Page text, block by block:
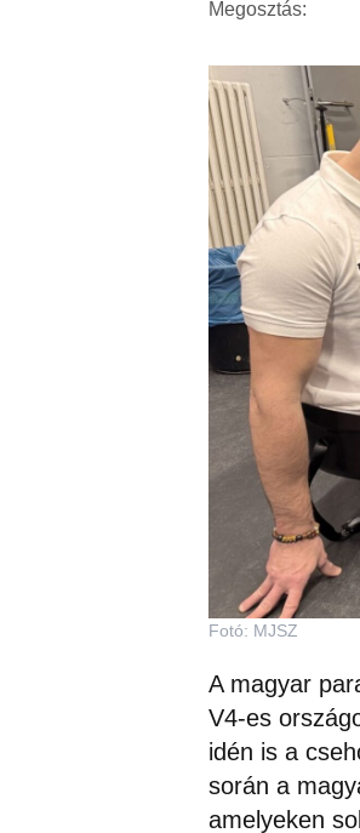
Megosztás:
Fotó: MJSZ
A magyar
V4-es
idén is a
során a
amelyeken